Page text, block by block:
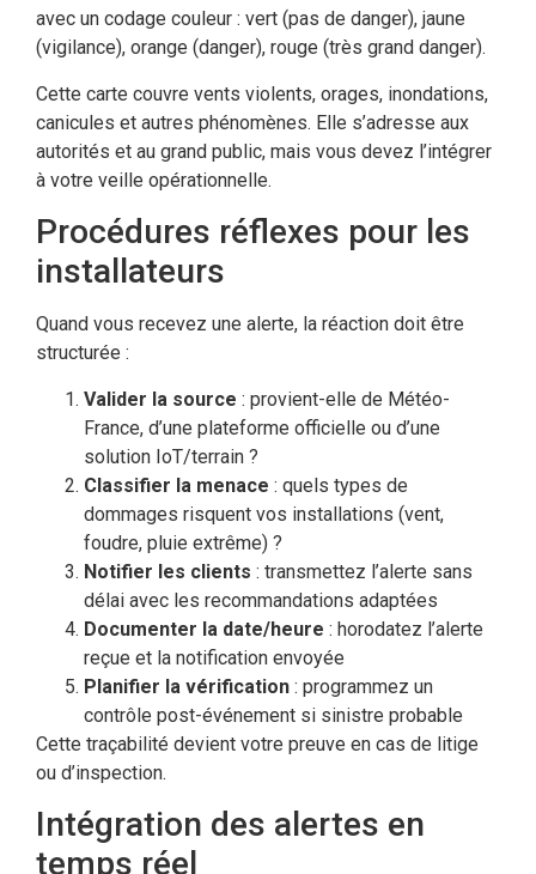
avec un codage couleur : vert (pas de danger), jaune
(vigilance), orange (danger), rouge (très grand danger).
Cette carte couvre vents violents, orages, inondations,
canicules et autres phénomènes. Elle s’adresse aux
autorités et au grand public, mais vous devez l’intégrer
à votre veille opérationnelle.
Procédures réflexes pour les
installateurs
Quand vous recevez une alerte, la réaction doit être
structurée :
Valider la source : provient-elle de Météo-
France, d’une plateforme officielle ou d’une
solution IoT/terrain ?
Classifier la menace : quels types de
dommages risquent vos installations (vent,
foudre, pluie extrême) ?
Notifier les clients : transmettez l’alerte sans
délai avec les recommandations adaptées
Documenter la date/heure : horodatez l’alerte
reçue et la notification envoyée
Planifier la vérification : programmez un
contrôle post-événement si sinistre probable
Cette traçabilité devient votre preuve en cas de litige
ou d’inspection.
Intégration des alertes en
temps réel